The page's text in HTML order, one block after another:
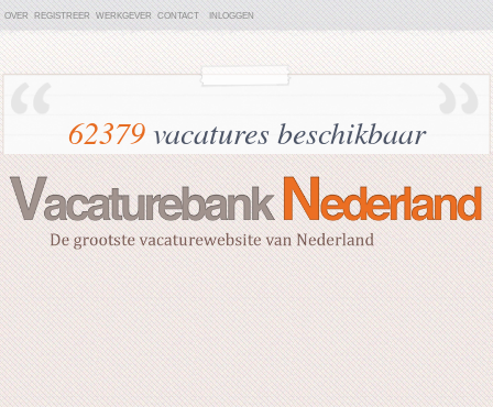
OVER REGISTREER WERKGEVER CONTACT INLOGGEN
62379vacatures beschikbaar